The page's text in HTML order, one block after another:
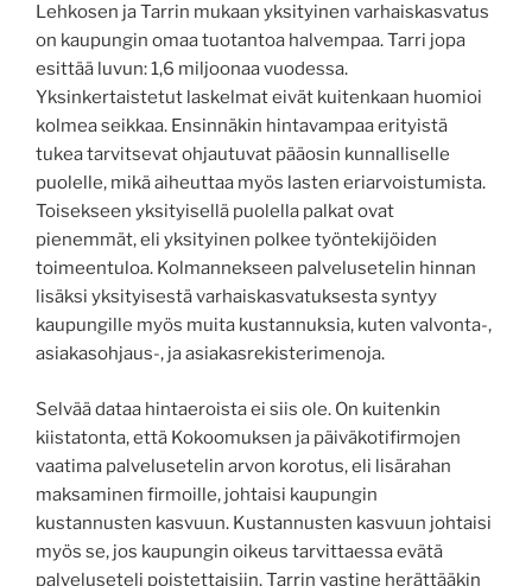
Lehkosen ja Tarrin mukaan yksityinen varhaiskasvatus
on kaupungin omaa tuotantoa halvempaa. Tarri jopa
esittää luvun: 1,6 miljoonaa vuodessa.
Yksinkertaistetut laskelmat eivät kuitenkaan huomioi
kolmea seikkaa. Ensinnäkin hintavampaa erityistä
tukea tarvitsevat ohjautuvat pääosin kunnalliselle
puolelle, mikä aiheuttaa myös lasten eriarvoistumista.
Toisekseen yksityisellä puolella palkat ovat
pienemmät, eli yksityinen polkee työntekijöiden
toimeentuloa. Kolmannekseen palvelusetelin hinnan
lisäksi yksityisestä varhaiskasvatuksesta syntyy
kaupungille myös muita kustannuksia, kuten valvonta-,
asiakasohjaus-, ja asiakasrekisterimenoja.
Selvää dataa hintaeroista ei siis ole. On kuitenkin
kiistatonta, että Kokoomuksen ja päiväkotifirmojen
vaatima palvelusetelin arvon korotus, eli lisärahan
maksaminen firmoille, johtaisi kaupungin
kustannusten kasvuun. Kustannusten kasvuun johtaisi
myös se, jos kaupungin oikeus tarvittaessa evätä
palveluseteli poistettaisiin. Tarrin vastine herättääkin